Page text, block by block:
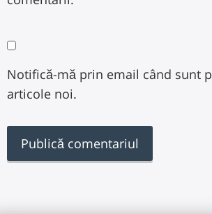
Notifică-mă prin email când sunt
articole noi.